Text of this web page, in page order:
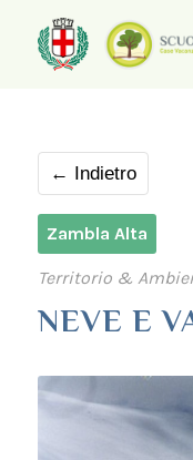
← Indietro
Zambla Alta
Territorio &
NEVE E